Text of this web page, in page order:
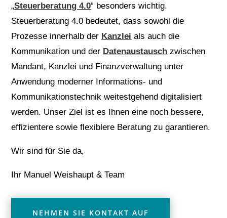
„Steuerberatung 4.0“ besonders wichtig.
Steuerberatung 4.0 bedeutet, dass sowohl die
Prozesse innerhalb der Kanzlei als auch die
Kommunikation und der Datenaustausch zwischen
Mandant, Kanzlei und Finanzverwaltung unter
Anwendung moderner Informations- und
Kommunikationstechnik weitestgehend digitalisiert
werden. Unser Ziel ist es Ihnen eine noch bessere,
effizientere sowie flexiblere Beratung zu garantieren.
Wir sind für Sie da,
Ihr Manuel Weishaupt & Team
NEHMEN SIE KONTAKT AUF